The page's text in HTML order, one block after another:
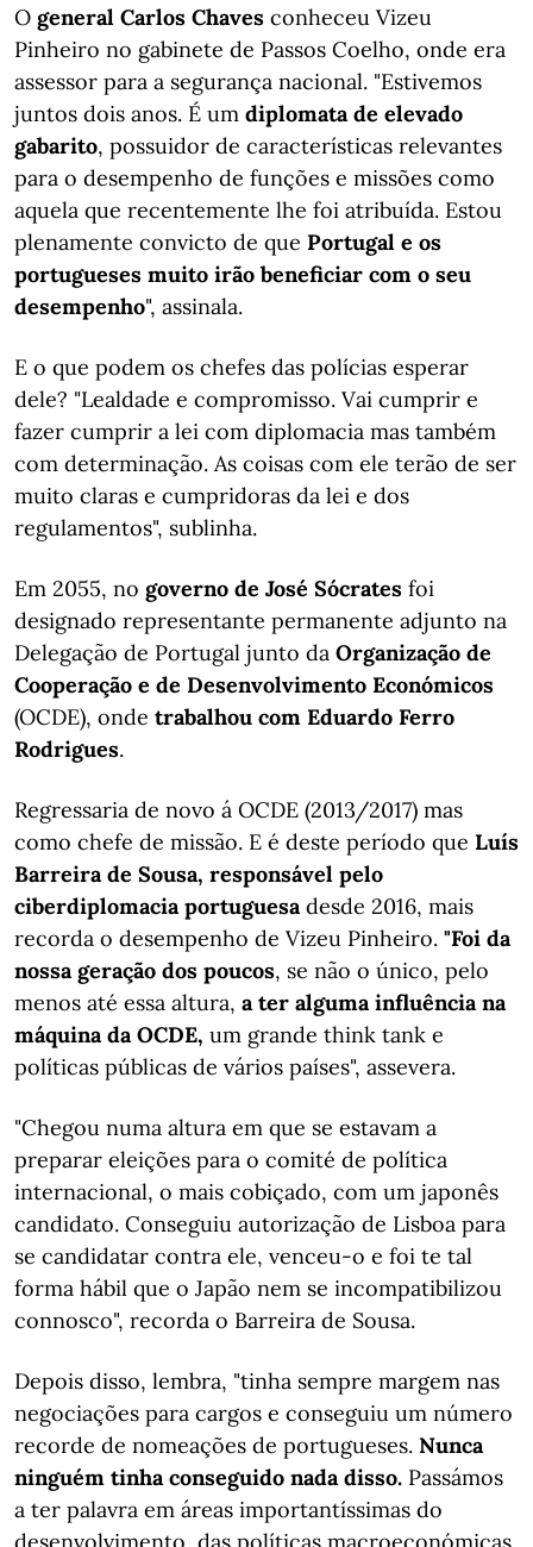
O general Carlos Chaves conheceu Vizeu
Pinheiro no gabinete de Passos Coelho, onde era
assessor para a segurança nacional. "Estivemos
juntos dois anos. É um diplomata de elevado
gabarito, possuidor de características relevantes
para o desempenho de funções e missões como
aquela que recentemente lhe foi atribuída. Estou
plenamente convicto de que Portugal e os
portugueses muito irão beneficiar com o seu
desempenho", assinala.
E o que podem os chefes das polícias esperar
dele? "Lealdade e compromisso. Vai cumprir e
fazer cumprir a lei com diplomacia mas também
com determinação. As coisas com ele terão de ser
muito claras e cumpridoras da lei e dos
regulamentos", sublinha.
Em 2055, no governo de José Sócrates foi
designado representante permanente adjunto na
Delegação de Portugal junto da Organização de
Cooperação e de Desenvolvimento Económicos
(OCDE), onde trabalhou com Eduardo Ferro
Rodrigues.
Regressaria de novo á OCDE (2013/2017) mas
como chefe de missão. E é deste período que Luís
Barreira de Sousa, responsável pelo
ciberdiplomacia portuguesadesde 2016, mais
recorda o desempenho de Vizeu Pinheiro. "Foi da
nossa geração dos poucos, se não o único, pelo
menos até essa altura, a ter alguma influência na
máquina da OCDE, um grande think tank e
políticas públicas de vários países", assevera.
"Chegou numa altura em que se estavam a
preparar eleições para o comité de política
internacional, o mais cobiçado, com um japonês
candidato. Conseguiu autorização de Lisboa para
se candidatar contra ele, venceu-o e foi te tal
forma hábil que o Japão nem se incompatibilizou
connosco", recorda o Barreira de Sousa.
Depois disso, lembra, "tinha sempre margem nas
negociações para cargos e conseguiu um número
recorde de nomeações de portugueses. Nunca
ninguém tinha conseguido nada disso. Passámos
a ter palavra em áreas importantíssimas do